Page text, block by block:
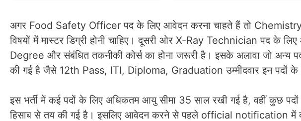
अगर Food Safety Officer पद के लिए आवेदन करना चाहते हैं तो
विषयों में मास्टर डिग्री होनी चाहिए। दूसरी ओर X-Ray Technician पद के
Degree और संबंधित तकनीकी कोर्स का होना जरूरी है। इसके अलावा जो अन्य
की गई है जैसे 12th Pass, ITI, Diploma, Graduation उम्मीदवार इन पदों
इस भर्ती में कई पदों के लिए अधिकतम आयु सीमा 35 साल रखी गई है, वहीं कुछ पदों
हिसाब से तय की गई है। इसलिए आवेदन करने से पहले official notification में